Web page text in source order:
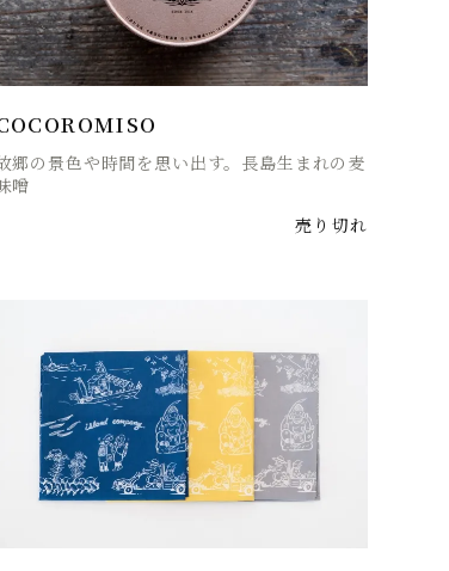
郷の景色や時間を思い出す。長島生まれの麦
噌
売り切れ